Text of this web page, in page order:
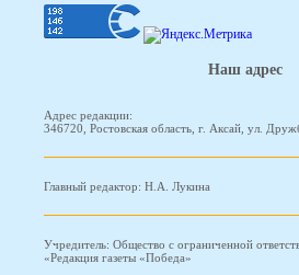
Наш адрес
Адрес редакции:
346720, Ростовская область, г. Аксай, ул.
Главный редактор: Н.А. Лукина
Учредитель: Общество с ограниченной
«Редакция газеты «Победа»